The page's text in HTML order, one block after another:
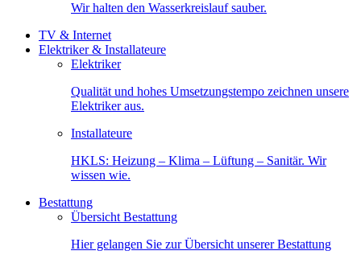
Wir halten den Wasserkreislauf sauber.
TV & Internet
Elektriker & Installateure
Elektriker
Qualität und hohes Umsetzungstempo zeichnen unsere
Elektriker aus.
Installateure
HKLS: Heizung – Klima – Lüftung – Sanitär. Wir
wissen wie.
Bestattung
Übersicht Bestattung
Hier gelangen Sie zur Übersicht unserer Bestattung